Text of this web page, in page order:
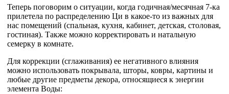
Теперь поговорим о ситуации, когда годичная/месячная 7-ка
прилетела по распределению Ци в какое-то из важных для
нас помещений (спальная, кухня, кабинет, детская, столовая,
гостиная). Также можно корректировать и натальную
семерку в комнате.
Для коррекции (сглаживания) ее негативного влияния
можно использовать покрывала, шторы, ковры, картины и
любые другие предметы декора, относящиеся к энергии
элемента Воды: